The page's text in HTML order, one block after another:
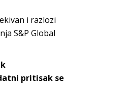
i razlozi
S&P Global
pritisak se